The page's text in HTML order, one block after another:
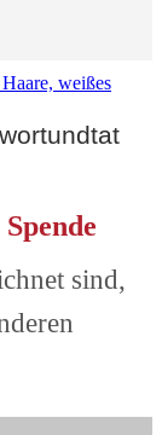
sind,